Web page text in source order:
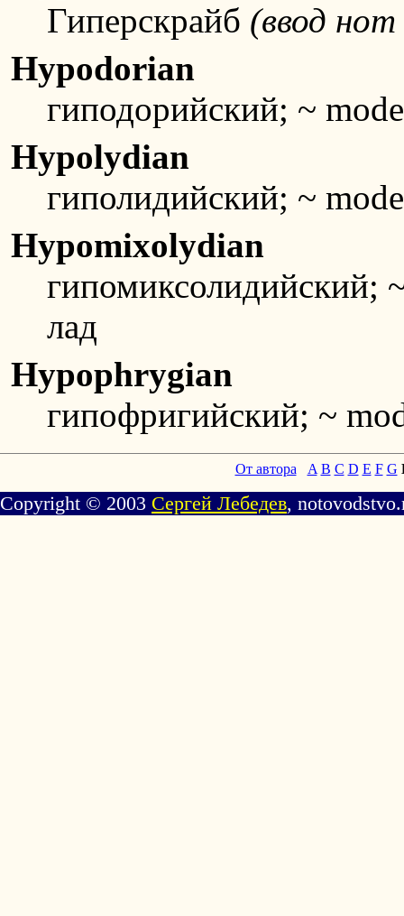
Гиперскрайб (ввод
Hypodorian
гиподорийский; ~
Hypolydian
гиполидийский; ~
Hypomixolydian
гипомиксолидийский;
лад
Hypophrygian
гипофригийский; ~
От автора A B C D E F G
Copyright © 2003 Сергей Лебедев,